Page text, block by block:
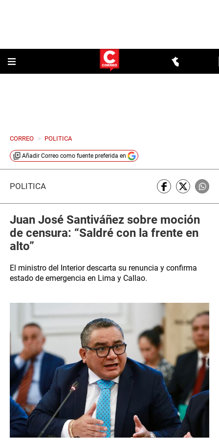
CORREO > POLITICA
Añadir Correo como fuente preferida en
POLÍTICA
Juan José Santiváñez sobre moción
de censura: “Saldré con la frente en
alto”
El ministro del Interior descarta su renuncia y confirma
estado de emergencia en Lima y Callao.